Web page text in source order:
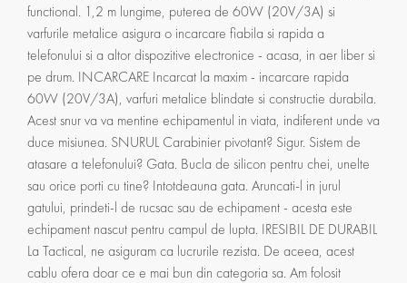
functional. 1,2 m lungime, puterea de 60W (20V/3A) si
varfurile metalice asigura o incarcare fiabila si rapida a
telefonului si a altor dispozitive electronice - acasa, in aer liber si
pe drum. INCARCARE Incarcat la maxim - incarcare rapida
60W (20V/3A), varfuri metalice blindate si constructie durabila.
Acest snur va va mentine echipamentul in viata, indiferent unde va
duce misiunea. SNURUL Carabinier pivotant? Sigur. Sistem de
atasare a telefonului? Gata. Bucla de silicon pentru chei, unelte
sau orice porti cu tine? Intotdeauna gata. Aruncati-l in jurul
gatului, prindeti-l de rucsac sau de echipament - acesta este
echipament nascut pentru campul de lupta. IRESIBIL DE DURABIL
La Tactical, ne asiguram ca lucrurile rezista. De aceea, acest
cablu ofera doar ce e mai bun din categoria sa. Am folosit